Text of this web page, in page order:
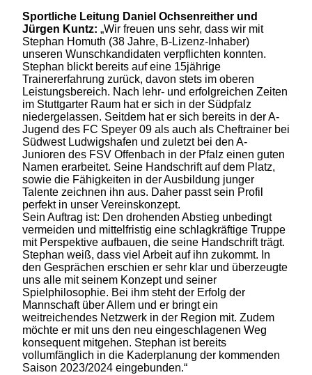
Sportliche Leitung Daniel Ochsenreither und
Jürgen Kuntz: „Wir freuen uns sehr, dass wir mit
Stephan Homuth (38 Jahre, B-Lizenz-Inhaber)
unseren Wunschkandidaten verpflichten konnten.
Stephan blickt bereits auf eine 15jährige
Trainererfahrung zurück, davon stets im oberen
Leistungsbereich. Nach lehr- und erfolgreichen Zeiten
im Stuttgarter Raum hat er sich in der Südpfalz
niedergelassen. Seitdem hat er sich bereits in der A-
Jugend des FC Speyer 09 als auch als Cheftrainer bei
Südwest Ludwigshafen und zuletzt bei den A-
Junioren des FSV Offenbach in der Pfalz einen guten
Namen erarbeitet. Seine Handschrift auf dem Platz,
sowie die Fähigkeiten in der Ausbildung junger
Talente zeichnen ihn aus. Daher passt sein Profil
perfekt in unser Vereinskonzept.
Sein Auftrag ist: Den drohenden Abstieg unbedingt
vermeiden und mittelfristig eine schlagkräftige Truppe
mit Perspektive aufbauen, die seine Handschrift trägt.
Stephan weiß, dass viel Arbeit auf ihn zukommt. In
den Gesprächen erschien er sehr klar und überzeugte
uns alle mit seinem Konzept und seiner
Spielphilosophie. Bei ihm steht der Erfolg der
Mannschaft über Allem und er bringt ein
weitreichendes Netzwerk in der Region mit. Zudem
möchte er mit uns den neu eingeschlagenen Weg
konsequent mitgehen. Stephan ist bereits
vollumfänglich in die Kaderplanung der kommenden
Saison 2023/2024 eingebunden.“